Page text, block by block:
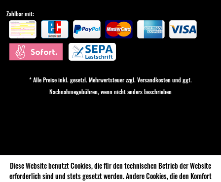
Zahlbar mit:
* Alle Preise inkl. gesetzl. Mehrwertsteuer zzgl. Versandkostenund ggf.
Nachnahmegebühren, wenn nicht anders beschrieben
Diese Website benutzt Cookies, die für den technischen Betrieb der Website
erforderlich sind und stets gesetzt werden. Andere Cookies, die den Komfort